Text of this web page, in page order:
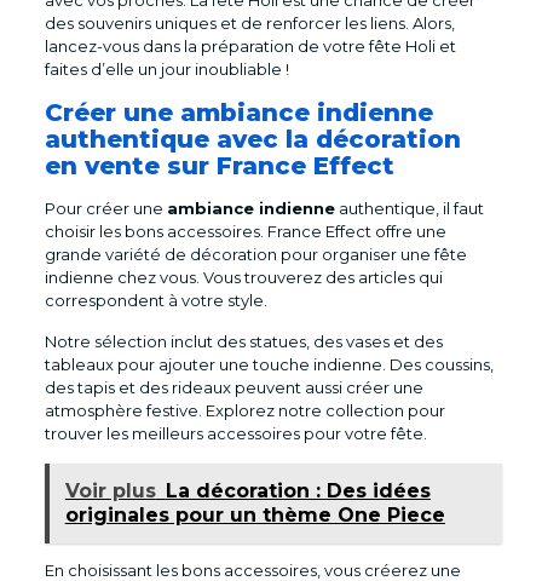
des souvenirs uniques et de renforcer les liens. Alors,
lancez-vous dans la préparation de votre fête Holi et
faites d’elle un jour inoubliable !
Créer une ambiance indienne
authentique avec la décoration
en vente sur France Effect
Pour créer une ambiance indienneauthentique, il faut
choisir les bons accessoires. France Effect offre une
grande variété de décoration pour organiser une fête
indienne chez vous. Vous trouverez des articles qui
correspondent à votre style.
Notre sélection inclut des statues, des vases et des
tableaux pour ajouter une touche indienne. Des coussins,
des tapis et des rideaux peuvent aussi créer une
atmosphère festive. Explorez notre collection pour
trouver les meilleurs accessoires pour votre fête.
Voir plus La décoration : Des idées
originales pour un thème One Piece
En choisissant les bons accessoires, vous créerez une